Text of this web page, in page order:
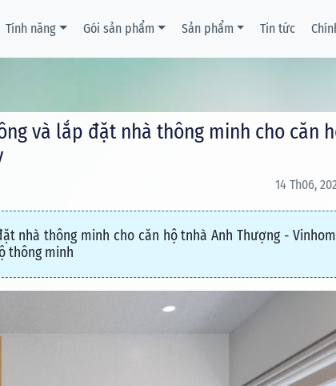
Tính năng Gói sản phẩm Sản phẩm Tin tức
và lắp đặt nhà thông minh cho căn
14 Th06,
nhà thông minh cho căn hộ tnhà Anh Thượng -
thông minh